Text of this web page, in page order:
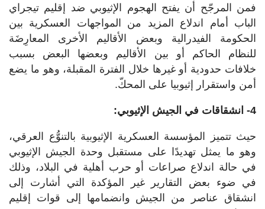
فمن المرجّح أن يفتح الهجوم الإثيوبي ضد إقليم تيجراي
الباب أمام اندلاع المزيد من المواجهات العسكرية بين
الحكومة الفيدرالية وبعض الأقاليم الأخرى المعارِضَة
للنظام الحاكم أو بين الأقاليم وبعضها البعض بسبب
خلافات حدودية أو غيرها خلال الفترة المقبلة، وهو ما يضع
أمن واستقرار إثيوبيا على المحكّ.
4- انشقاقات في الجيش الإثيوبي:
حيث تتميز المؤسسة العسكرية الإثيوبية بالتنوُّع العرقي،
وهو ما يمثل تهديدًا على مستقبل وحدة الجيش الإثيوبي
في حالة اندلاع صراعات أو حرب أهلية في البلاد، وذلك
في ضوء بعض التقارير غير المؤكدة التي أشارت إلى
انشقاق عناصر من الجيش وانضمامها إلى قوات إقليم